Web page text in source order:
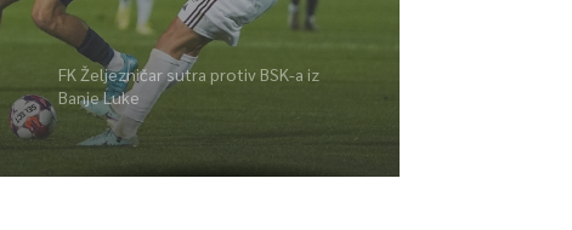
FK Željezničar sutra protiv BSK-a iz
Banje Luke